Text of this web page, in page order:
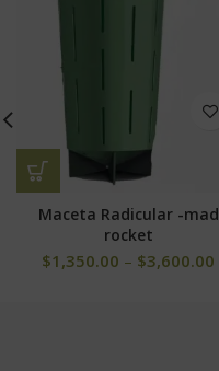
Maceta Radicular -mad
rocket
$1,350.00 – $3,600.00